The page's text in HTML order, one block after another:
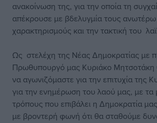
ανακοίνωση της, για την οποία τη
απέκρουσε με βδελυγμία τους ανωτέρω
χαρακτηρισμούς και την τακτική του
Ως στελέχη της Νέας Δημοκρατίας με
Πρωθυπουργό μας Κυριάκο Μητσοτάκη
να αγωνιζόμαστε για την επιτυχία της
για την ενημέρωση του λαού μας, με τα
τρόπους που επιβάλει η Δημοκρατία
με βροντερή φωνή ότι θα σταθούμε